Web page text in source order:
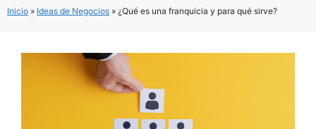
Inicio » Ideas de Negocios » ¿Qué es una franquicia y para qué sirve?